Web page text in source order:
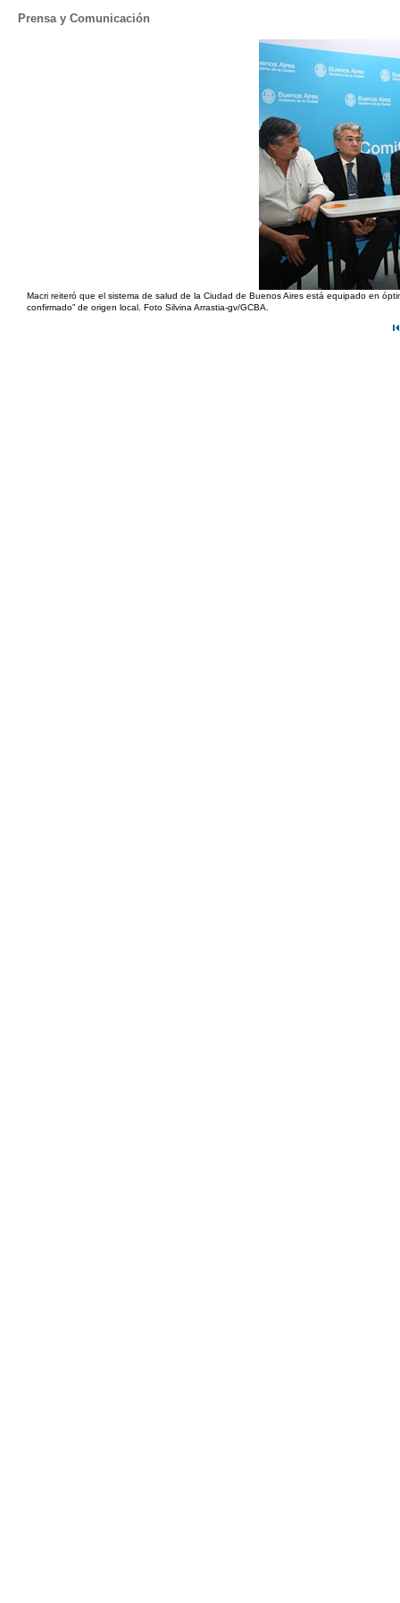
Prensa y Comunicación
Macri reiteró que el sistema de salud de la Ciudad de Buenos Aires está equipado en
confirmado” de origen local. Foto Silvina Arrastia-gv/GCBA.